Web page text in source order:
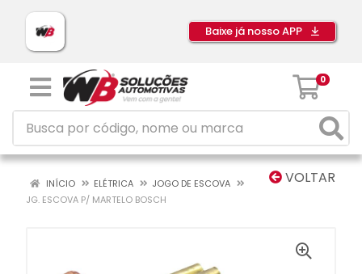
Baixe já nosso APP
0
VOLTAR
INÍCIO ELÉTRICA
JOGO DE ESCOVA
JG. ESCOVA P/ MARTELO BOSCH